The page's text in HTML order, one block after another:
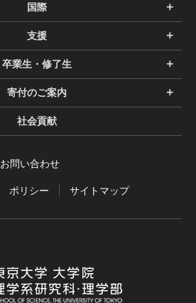
国際
支援
卒業生・修了生
寄付のご案内
社会貢献
お問い合わせ
ポリシー サイトマップ